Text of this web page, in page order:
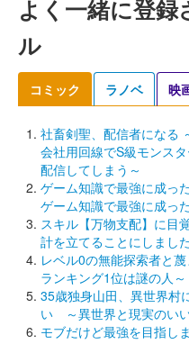
よく一緒に登録
ル
コミック ラノベ 映
社畜剣聖、配信者になる
会社用回線でS級モンス
配信してしまう～
ゲーム知識で最強に成っ
ゲーム知識で最強に成っ
スキル【万物支配】に目
計を立てることにしまし
レベル0の無能探索者と
ランキング1位は謎の人～
35歳独身山田、異世界村
い ～異世界と現実のい
モブだけど最強を目指